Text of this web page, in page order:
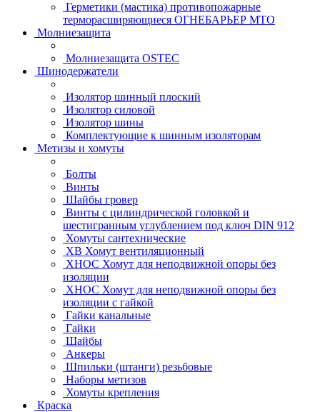
Герметики (мастика) противопожарные
терморасширяющиеся ОГНЕБАРЬЕР МТО
Молниезащита
Молниезащита OSTEC
Шинодержатели
Изолятор шинный плоский
Изолятор силовой
Изолятор шины
Комплектующие к шинным изоляторам
Метизы и хомуты
Болты
Винты
Шайбы гровер
Винты с цилиндрической головкой и
шестигранным углублением под ключ DIN 912
Хомуты сантехнические
ХВ Хомут вентиляционный
ХНОС Хомут для неподвижной опоры без
изоляции
ХНОС Хомут для неподвижной опоры без
изоляции с гайкой
Гайки канальные
Гайки
Шайбы
Анкеры
Шпильки (штанги) резьбовые
Наборы метизов
Хомуты крепления
Краска